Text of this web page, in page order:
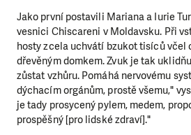
Jako první postavili Mariana a Iurie
vesnici Chiscareni v Moldavsku. Při
hosty zcela uchvátí bzukot tisíců včel
dřevěným domkem. Zvuk je tak
zůstat vzhůru. Pomáhá nervovému
dýchacím orgánům, prostě všemu,"
je tady prosycený pylem, medem,
prospěšný [pro lidské zdraví]."